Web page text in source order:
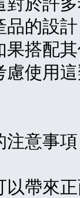
品的設
果搭配
慮使用
注意事項
以帶來